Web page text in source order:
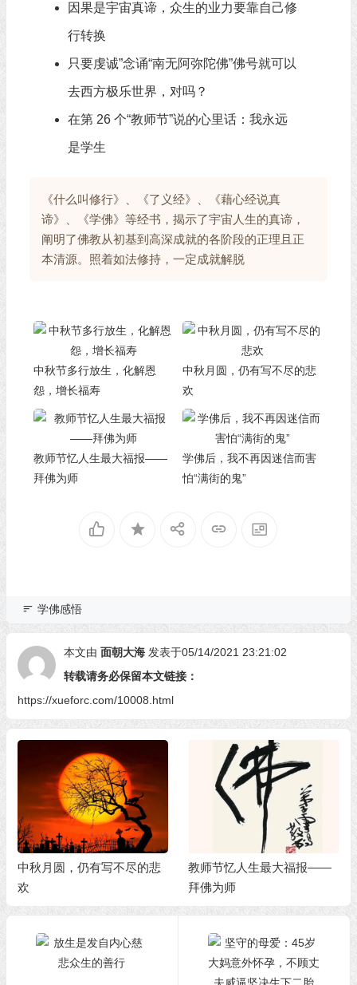
因果是宇宙真谛，众生的业力要靠自己修
行转换
只要虔诚”念诵“南无阿弥陀佛”佛号就可以
去西方极乐世界，对吗？
在第 26 个“教师节”说的心里话：我永远
是学生
《什么叫修行》、《了义经》、《藉心经说真
谛》、《学佛》等经书，揭示了宇宙人生的真谛，
阐明了佛教从初基到高深成就的各阶段的正理且正
本清源。照着如法修持，一定成就解脱
中秋节多行放生，化解恩
怨，增长福寿
中秋月圆，仍有写不尽的悲
欢
教师节忆人生最大福报——
拜佛为师
学佛后，我不再因迷信而害
怕“满街的鬼”
学佛感悟
本文由 面朝大海 发表于05/14/2021 23:21:02
转载请务必保留本文链接：
https://xueforc.com/10008.html
中秋月圆，仍有写不尽的悲
欢
教师节忆人生最大福报——
拜佛为师